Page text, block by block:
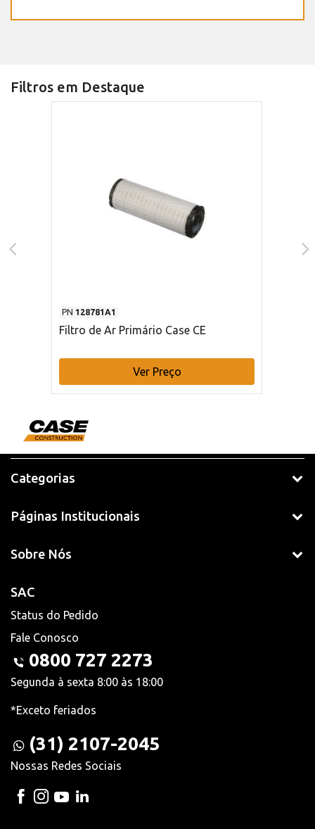
Filtros em Destaque
PN 128781A1
Filtro de Ar Primário Case CE
Ver Preço
Categorias
Páginas Institucionais
Sobre Nós
SAC
Status do Pedido
Fale Conosco
0800 727 2273
Segunda à sexta 8:00 às 18:00
*Exceto feriados
(31) 2107-2045
Nossas Redes Sociais